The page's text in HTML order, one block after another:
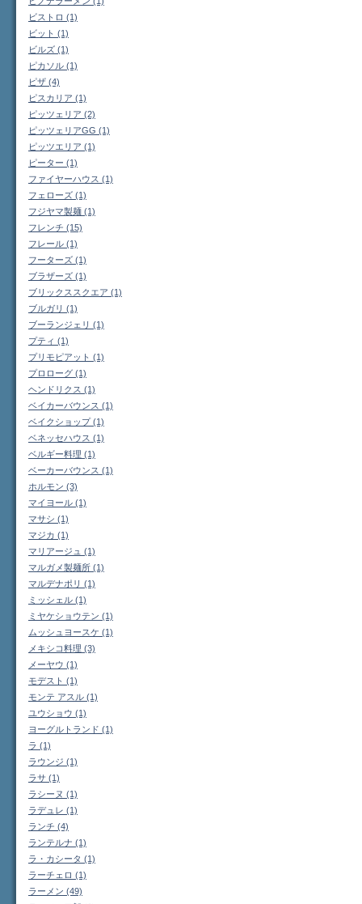
ビストロ (1)
ビット (1)
ビルズ (1)
ピカソル (1)
ピザ (4)
ピスカリア (1)
ピッツェリア (2)
ピッツェリアGG (1)
ピッツエリア (1)
ピーター (1)
ファイヤーハウス (1)
フェローズ (1)
フジヤマ製麺 (1)
フレンチ (15)
フレール (1)
フーターズ (1)
ブラザーズ (1)
ブリックススクエア (1)
ブルガリ (1)
ブーランジェリ (1)
プティ (1)
プリモピアット (1)
プロローグ (1)
ヘンドリクス (1)
ベイカーバウンス (1)
ベイクショップ (1)
ベネッセハウス (1)
ベルギー料理 (1)
ベーカーバウンス (1)
ホルモン (3)
マイヨール (1)
マサシ (1)
マジカ (1)
マリアージュ (1)
マルガメ製麺所 (1)
マルデナポリ (1)
ミッシェル (1)
ミヤケショウテン (1)
ムッシュヨースケ (1)
メキシコ料理 (3)
メーヤウ (1)
モデスト (1)
モンテ アスル (1)
ユウショウ (1)
ヨーグルトランド (1)
ラ (1)
ラウンジ (1)
ラサ (1)
ラシーヌ (1)
ラデュレ (1)
ランチ (4)
ランテルナ (1)
ラ・カシータ (1)
ラーチェロ (1)
ラーメン (49)